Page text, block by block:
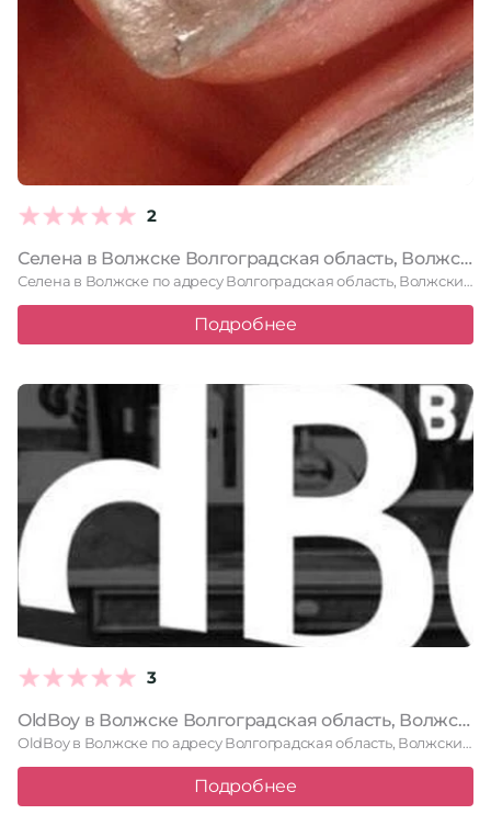
2
Селена в Волжске Волгоградская область, Волжский, Горького, 19, 1 этаж
Селена в Волжске по адресу Волгоградская область, Волжский, Горького, 19, …
Подробнее
3
OldBoy в Волжске Волгоградская область, Волжский, площадь Труда, 19, 1 этаж
OldBoy в Волжске по адресу Волгоградская область, Волжский, площадь Труда, …
Подробнее